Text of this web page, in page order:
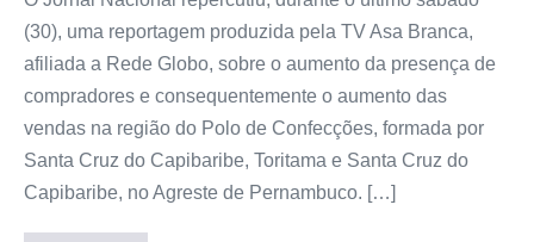
(30), uma reportagem produzida pela TV Asa Branca,
afiliada a Rede Globo, sobre o aumento da presença de
compradores e consequentemente o aumento das
vendas na região do Polo de Confecções, formada por
Santa Cruz do Capibaribe, Toritama e Santa Cruz do
Capibaribe, no Agreste de Pernambuco. […]